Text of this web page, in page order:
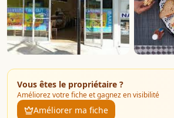
Vous êtes le propriétaire ?
Améliorez votre fiche et gagnez en visibilité
Améliorer ma fiche